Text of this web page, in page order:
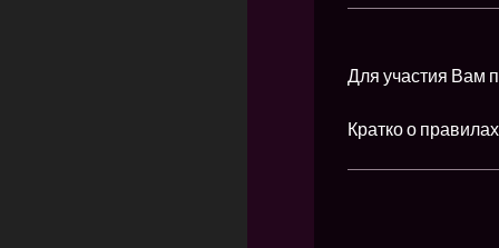
Для участия Вам
Кратко о